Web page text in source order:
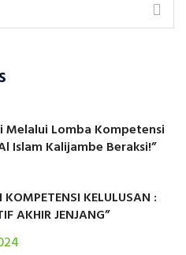
Melalui Lomba Kompetensi
Islam Kalijambe Beraksi!”
KELULUSAN :
AKHIR JENJANG”